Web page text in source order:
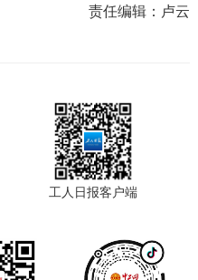
责任编辑： 卢云
工人日报客户端